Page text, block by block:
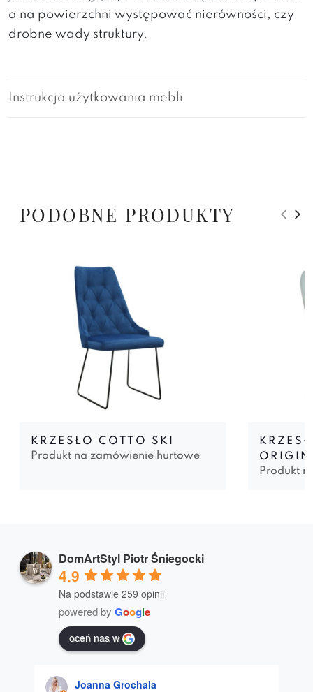
a na powierzchni występować nierówności, czy
drobne wady struktury.
Instrukcja użytkowania mebli
PODOBNE PRODUKTY
KRZESŁO COTTO SKI
Produkt na zamówienie hurtowe
Produkt
DomArtStyl Piotr Śniegocki
4.9
Na podstawie 259 opinii
powered by Google
oceń nas w
Joanna Grochala